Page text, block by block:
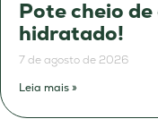
Pote cheio
hidratado!
7 de agosto de 2026
Leia mais »